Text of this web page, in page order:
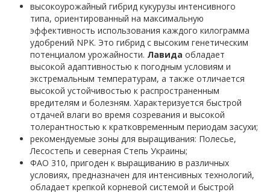
высокоурожайный гибрид кукурузы интенсивного
типа, ориентированный на максимальную
эффективность использования каждого килограмма
удобрений NPK. Это гибрид с высоким генетическим
потенциалом урожайности. Лавида обладает
высокой адаптивностью к погодным условиям и
экстремальным температурам, а также отличается
высокой устойчивостью к распространенным
вредителям и болезням. Характеризуется быстрой
отдачей влаги во время созревания и высокой
толерантностью к кратковременным периодам засухи;
рекомендуемые зоны для выращивания: Полесье,
Лесостепь и северная Степь Украины;
ФАО 310, пригоден к выращиванию в различных
условиях, предназначен для интенсивных технологий,
обладает крепкой корневой системой и быстрой